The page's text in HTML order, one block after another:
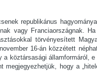
republikánus
vagy Franciaországnak.
törvényesített
16-án közzétett
köztársasági államformáról,
megjegyezhetjük, hogy a